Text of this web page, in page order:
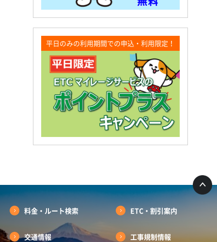
平日のみの利用期間での申込・利用限定！
料金・ルート検索 ETC・割引案内
交通情報 工事規制情報